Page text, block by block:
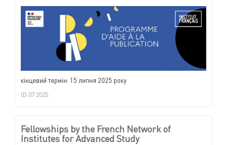
кінцевий термін: 15 липня 2025 року
03.07.2025
Fellowships by the French Network of
Institutes for Advanced Study